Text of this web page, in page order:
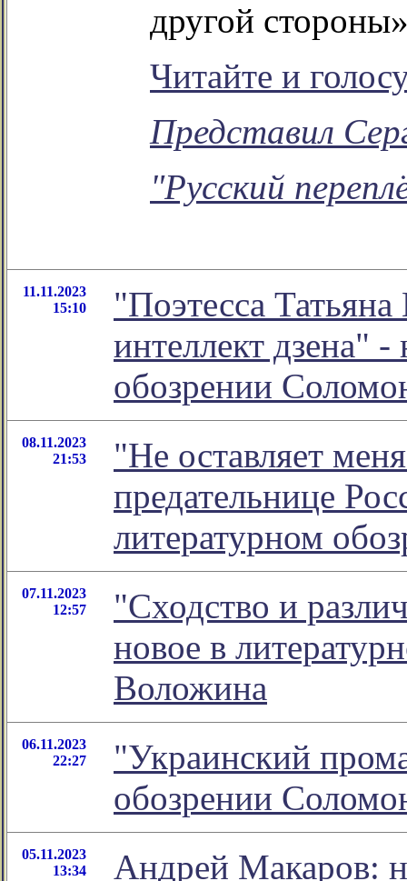
другой
Читайте и
Представил
"Русский
11.11.2023
15:10
"Поэтесса
интеллект дзена"
обозрении
08.11.2023
21:53
"Не оставляет
предательнице
литературном
07.11.2023
12:57
"Сходство и
новое в
Воложина
06.11.2023
22:27
"Украинский
обозрении
05.11.2023
13:34
Андрей Макаров: